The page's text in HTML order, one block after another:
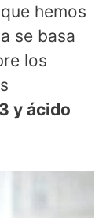
hemos
se basa
los
y ácido